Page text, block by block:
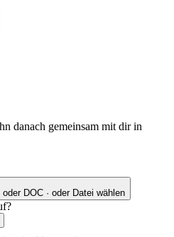
danach gemeinsam mit dir in
oder DOC · oder Datei wählen